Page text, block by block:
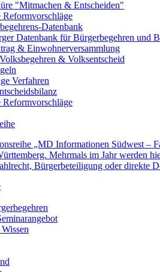
"Mitmachen & Entscheiden"
Reformvorschläge
Datenbank
Datenbank für Bürgerbegehren und
& Einwohnerversammlung
& Volksentscheid
Verfahren
Reformvorschläge
„MD Informationen Südwest –
Mehrmals im Jahr werden
Bürgerbeteiligung oder direkte